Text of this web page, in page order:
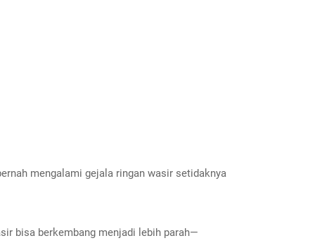
mengalami gejala ringan wasir setidaknya
bisa berkembang menjadi lebih parah—